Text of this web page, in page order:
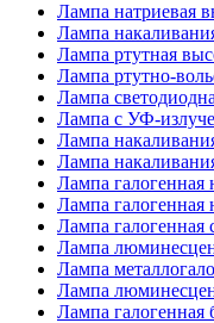
Лампа натриевая
Лампа
Лампа ртутная
Лампа ртутно-
Лампа
Лампа с УФ-
Лампа
Лампа
Лампа галогенная
Лампа галогенная
Лампа галогенная
Лампа
Лампа
Лампа
Лампа галогенная